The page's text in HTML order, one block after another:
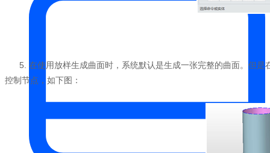
5. 在使用放样生成曲面时，系统默认是生成一张完整的曲面。但
控制节点，如下图：